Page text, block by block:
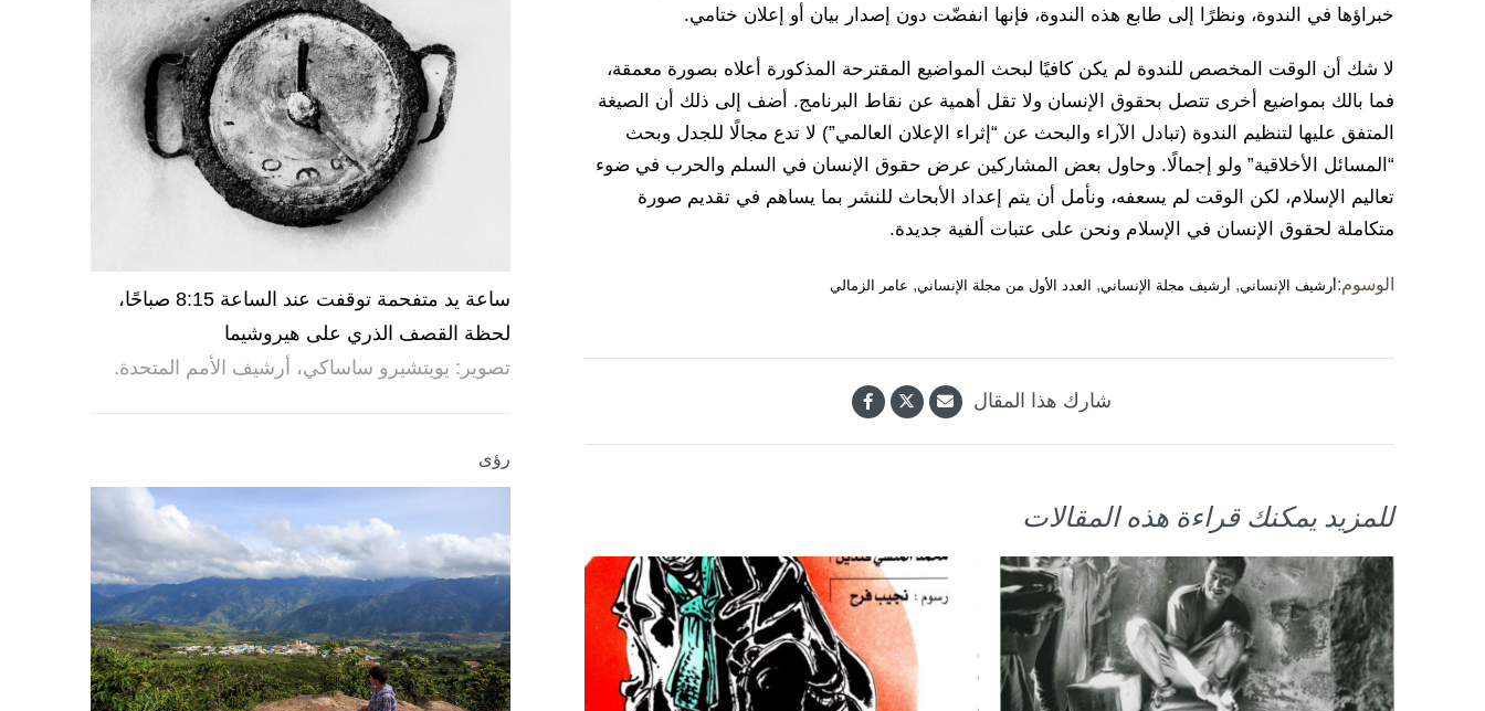
خبراؤها في الندوة، ونظرًا إلى طابع هذه الندوة، فإنها انفضّت دون إصدار بيان أو إعلان ختامي.
لا شك أن الوقت المخصص للندوة لم يكن كافيًا لبحث المواضيع المقترحة المذكورة أعلاه بصورة معمقة،
فما بالك بمواضيع أخرى تتصل بحقوق الإنسان ولا تقل أهمية عن نقاط البرنامج. أضف إلى ذلك أن الصيغة
المتفق عليها لتنظيم الندوة (تبادل الآراء والبحث عن “إثراء الإعلان العالمي”) لا تدع مجالًا للجدل وبحث
“المسائل الأخلاقية” ولو إجمالًا. وحاول بعض المشاركين عرض حقوق الإنسان في السلم والحرب في ضوء
تعاليم الإسلام، لكن الوقت لم يسعفه، ونأمل أن يتم إعداد الأبحاث للنشر بما يساهم في تقديم صورة
متكاملة لحقوق الإنسان في الإسلام ونحن على عتبات ألفية جديدة.
الوسوم:أرشيف الإنساني, أرشيف مجلة الإنساني, العدد الأول من مجلة الإنساني, عامر الزمالي
شارك هذا المقال
للمزيد يمكنك قراءة هذه المقالات
ساعة يد متفحمة توقفت عند الساعة 8:15 صباحًا،
لحظة القصف الذري على هيروشيما
تصوير: يويتشيرو ساساكي، أرشيف الأمم المتحدة.
رؤى